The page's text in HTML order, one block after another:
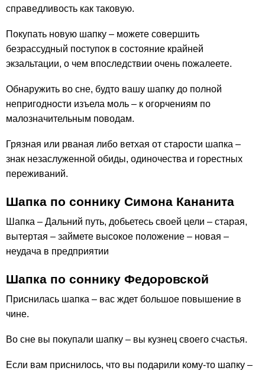
справедливость как таковую.
Покупать новую шапку – можете совершить
безрассудный поступок в состояние крайней
экзальтации, о чем впоследствии очень пожалеете.
Обнаружить во сне, будто вашу шапку до полной
непригодности изъела моль – к огорчениям по
малозначительным поводам.
Грязная или рваная либо ветхая от старости шапка –
знак незаслуженной обиды, одиночества и горестных
переживаний.
Шапка по соннику Симона Кананита
Шапка – Дальний путь, добьетесь своей цели – старая,
вытертая – займете высокое положение – новая –
неудача в предприятии
Шапка по соннику Федоровской
Приснилась шапка – вас ждет большое повышение в
чине.
Во сне вы покупали шапку – вы кузнец своего счастья.
Если вам приснилось, что вы подарили кому-то шапку –